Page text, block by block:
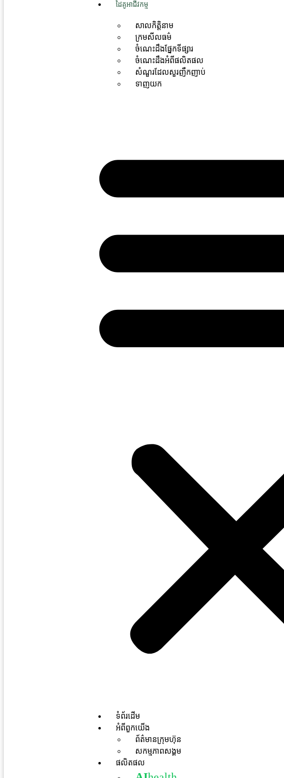
ដៃគូអាជីវកម្ម
សាលកិត្តិនាម
ក្រមសីលធម៌
ចំណេះដឹងផ្នែកទីផ្សារ
ចំណេះដឹងអំពីផលិតផល
សំណួរដែលសួរញឹកញាប់
ទាញយក
ទំព័រដើម
អំពីពួកយើង
ព័ត៌មានក្រុមហ៊ុន
សកម្មភាពសង្គម
ផលិតផល